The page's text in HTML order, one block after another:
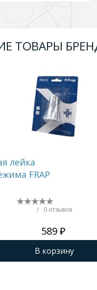
ТОВАРЫ
лейка
FRAP
/ 0 отзывов
589 ₽
В корзину